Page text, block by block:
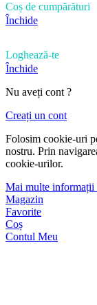
Coș de cumpărături
Închide
Loghează-te
Închide
Nu aveți cont ?
Creați un cont
Folosim cookie-uri
nostru. Prin
cookie-urilor.
Mai multe informații
Magazin
Favorite
Coș
Contul Meu